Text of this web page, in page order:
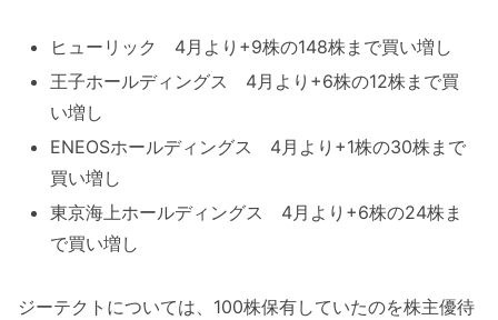
ヒューリック 4月より+9株の148株まで買い増し
王子ホールディングス 4月より+6株の12株まで買
い増し
ENEOSホールディングス 4月より+1株の30株まで
買い増し
東京海上ホールディングス 4月より+6株の24株ま
で買い増し
ジーテクトについては、100株保有していたのを株主優待